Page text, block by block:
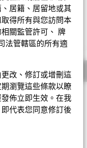
居籍、居留地或其
得所有與您訪問本
關監管許可、 牌
法管轄區的所有適
改、修訂或增刪這
瀏覽這些條款以瞭
佈立即生效。在我
代表您同意修訂後
可招致重大虧損。基金
因此與較廣泛的投資相
動性及流動性風險及
然而，不會廣泛用作
受損失。
，投資者或有可能損失
者應參閱基金章程及產
顯示全部
基金將不少於70%的總
經濟及貨幣聯盟」）
入歐洲經濟及貨幣聯